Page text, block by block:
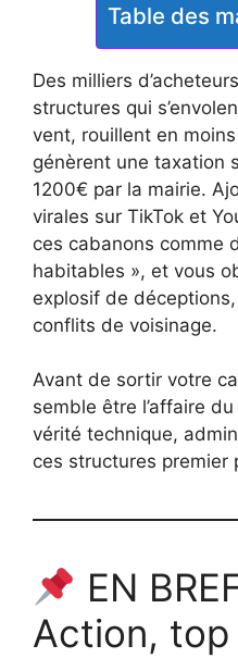
Table des
Des milliers
structures qui
vent, rouillent en
génèrent une taxation
1200€ par la mairie.
virales sur TikTok et
ces cabanons comme
habitables », et vous
explosif de
conflits de voisinage.
Avant de sortir votre
semble être l’affaire
vérité technique,
ces structures premier
EN
Action, top